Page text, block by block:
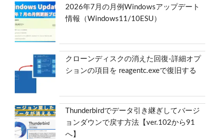
2026年7月の月例Windowsアップデート
情報（Windows11/10ESU）
クローンディスクの消えた回復-詳細オプ
ションの項目を reagentc.exeで復旧する
Thunderbirdでデータ引き継ぎしてバージ
ョンダウンで戻す方法【ver.102から91
へ】